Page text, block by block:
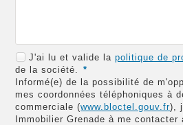
J'ai lu et valide lapolitique de
de la société.
*
Informé(e) de la possibilité de
mes coordonnées téléphoniques à
commerciale (www.bloctel.gouv.fr),
Immobilier Grenade à me contacter